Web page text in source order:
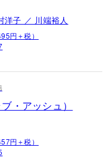
洋子 ／ 川端裕人
円＋税）
・アッシュ）
円＋税）